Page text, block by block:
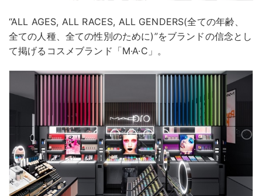
“ALL AGES, ALL RACES, ALL GENDERS(全ての年齢、
全ての人種、全ての性別のために)”をブランドの信念とし
て掲げるコスメブランド「M·A·C」。